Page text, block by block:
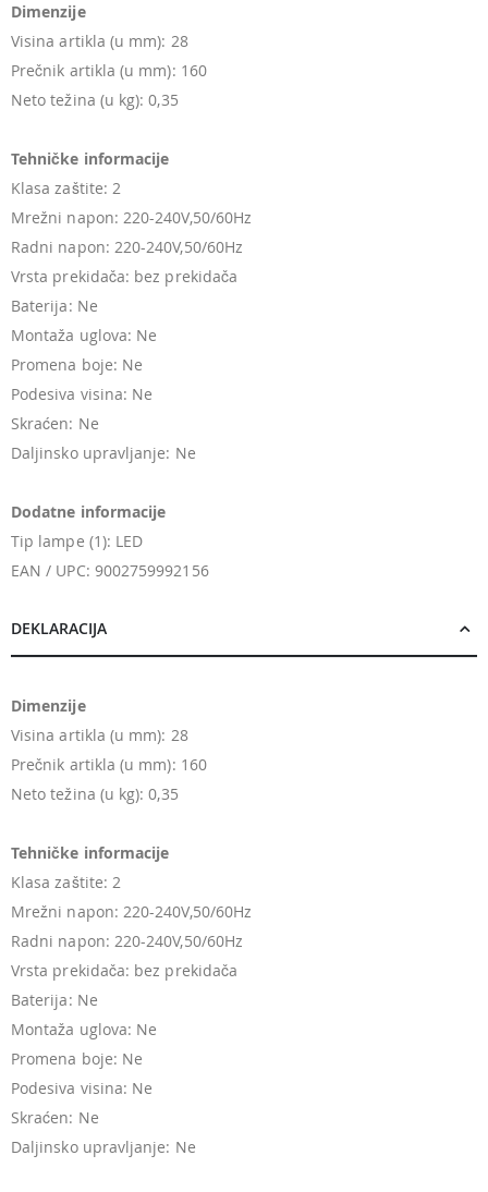
Dimenzije
Visina artikla (u mm): 28
Prečnik artikla (u mm): 160
Neto težina (u kg): 0,35
Tehničke informacije
Klasa zaštite: 2
Mrežni napon: 220-240V,50/60Hz
Radni napon: 220-240V,50/60Hz
Vrsta prekidača: bez prekidača
Baterija: Ne
Montaža uglova: Ne
Promena boje: Ne
Podesiva visina: Ne
Skraćen: Ne
Daljinsko upravljanje: Ne
Dodatne informacije
Tip lampe (1): LED
EAN / UPC: 9002759992156
DEKLARACIJA
Dimenzije
Visina artikla (u mm): 28
Prečnik artikla (u mm): 160
Neto težina (u kg): 0,35
Tehničke informacije
Klasa zaštite: 2
Mrežni napon: 220-240V,50/60Hz
Radni napon: 220-240V,50/60Hz
Vrsta prekidača: bez prekidača
Baterija: Ne
Montaža uglova: Ne
Promena boje: Ne
Podesiva visina: Ne
Skraćen: Ne
Daljinsko upravljanje: Ne